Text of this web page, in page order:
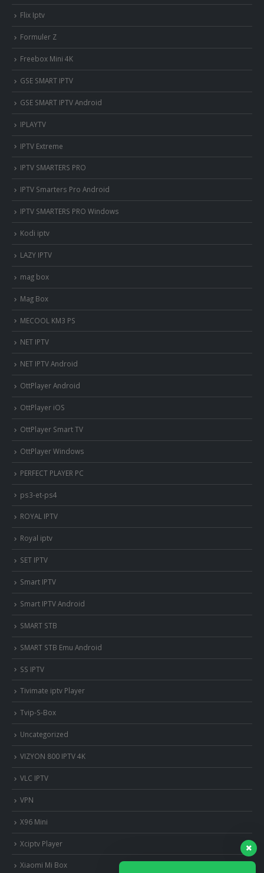
Flix Iptv
Formuler Z
Freebox Mini 4K
‎GSE SMART IPTV
GSE SMART IPTV Android
IPLAYTV
IPTV Extreme
IPTV SMARTERS PRO
IPTV Smarters Pro Android
IPTV SMARTERS PRO Windows
Kodi iptv
LAZY IPTV
mag box
Mag Box
MECOOL KM3 PS
NET IPTV
NET IPTV Android
OttPlayer Android
OttPlayer iOS
OttPlayer Smart TV
OttPlayer Windows
PERFECT PLAYER PC
ps3-et-ps4
ROYAL IPTV
Royal iptv
SET IPTV
Smart IPTV
Smart IPTV Android
SMART STB
SMART STB Emu Android
SS IPTV
Tivimate iptv Player
Tvip-S-Box
Uncategorized
VIZYON 800 IPTV 4K
VLC IPTV
VPN
X96 Mini
Xciptv Player
Xiaomi Mi Box